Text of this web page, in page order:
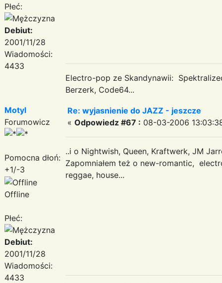
Płeć:
Debiut:
2001/11/28
Wiadomości:
4433
Electro-pop ze Skandynawii:
Berzerk, Code64...
Motyl
Forumowicz
Pomocna dłoń:
+1/-3
Offline
Płeć:
Debiut:
2001/11/28
Wiadomości:
4433
Re: wyjasnienie do JAZZ - jeszcze
« Odpowiedz #67 : 08-03-2006
..i o Nightwish, Queen, Kraftwerk, JM
Zapomniałem też o new-romantic,
reggae, house...